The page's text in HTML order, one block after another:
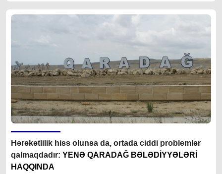
Hərəkətlilik hiss olunsa da, ortada ciddi problemlər
qalmaqdadır: YENƏ QARADAĞ BƏLƏDİYYƏLƏRİ
HAQQINDA